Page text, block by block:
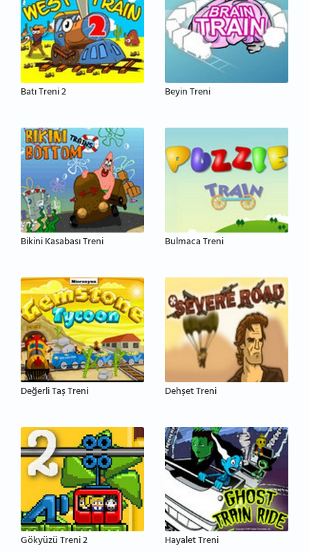
Batı Treni 2 Beyin Treni
Bikini Kasabası Treni Bulmaca Treni
Değerli Taş Treni Dehşet Treni
Gökyüzü Treni 2 Hayalet Treni